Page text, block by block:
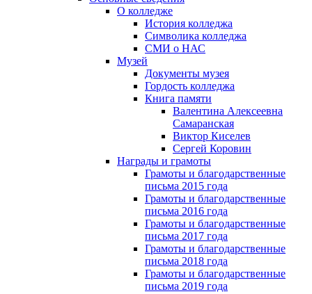
О колледже
История колледжа
Символика колледжа
СМИ о НАС
Музей
Документы музея
Гордость колледжа
Книга памяти
Валентина Алексеевна
Самаранская
Виктор Киселев
Сергей Коровин
Награды и грамоты
Грамоты и благодарственные
письма 2015 года
Грамоты и благодарственные
письма 2016 года
Грамоты и благодарственные
письма 2017 года
Грамоты и благодарственные
письма 2018 года
Грамоты и благодарственные
письма 2019 года